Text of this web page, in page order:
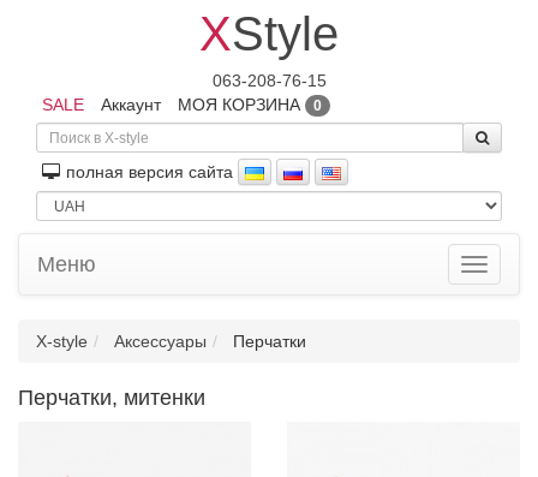
XStyle
063-208-76-15
SALE
Аккаунт МОЯ КОРЗИНА 0
полная версия сайта
Toggle
Меню
X-style Аксессуары Перчатки
Перчатки, митенки